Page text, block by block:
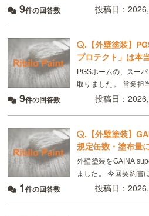
見積もりを取りました。 ダイヤスーパ
9件の回答数 投稿日：
. 【外壁塗装】
プロテクト」は本
PGSホームの、スー
取りました。 営業担
いましたが、ネット
9件の回答数 投稿日：
. 【外壁塗装】
規定缶数・塗布量
外壁塗装をGAINA
ました。 今回契約書
と記載がありまし
1件の回答数 投稿日：